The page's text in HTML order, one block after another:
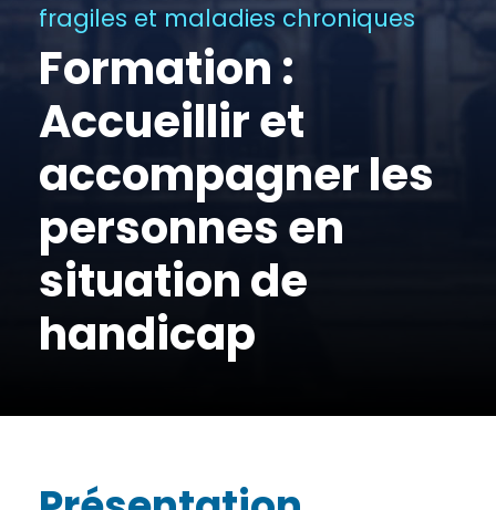
fragiles et maladies chroniques
Formation :
Accueillir et
accompagner les
personnes en
situation de
handicap